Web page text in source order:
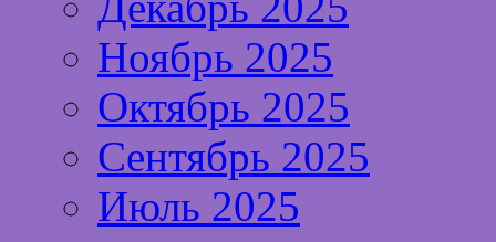
Ноябрь 2025
Октябрь 2025
Сентябрь 2025
Июль 2025